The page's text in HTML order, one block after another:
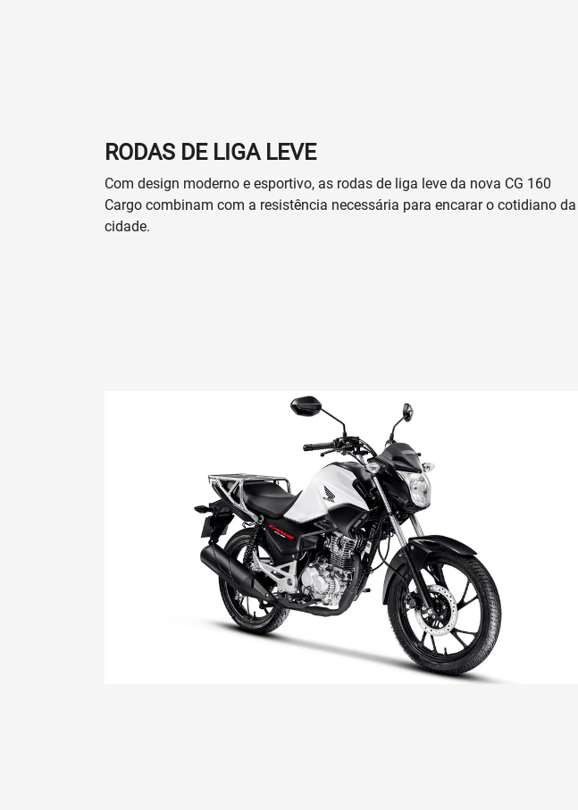
RODAS DE LIGA LEVE
Com design moderno e esportivo, as rodas de liga leve da nova CG 160
Cargo combinam com a resistência necessária para encarar o cotidiano da
cidade.